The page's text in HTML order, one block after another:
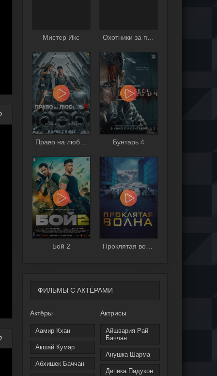
Мистер Икс
Бунтарь 4
Бой 2 Проклятая волна
ФИЛЬМЫ С АКТЁРАМИ
Актёры
Аамир Кхан
Акшай Кумар
Абхишек Баччан
Актрисы
Айшвария Рай
Баччан
Анушка Шарма
Дипика Падукон